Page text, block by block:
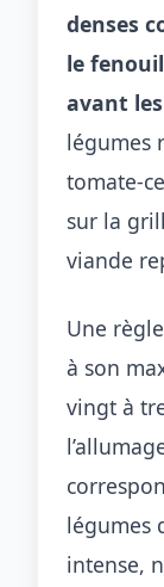
denses
le
avant
légumes
tomate-
sur la
viande
Une
à son
vingt à
légumes
intense,